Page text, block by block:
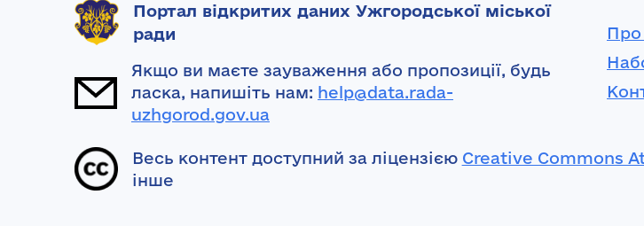
Портал відкритих даних Ужгородської міської
ради
Якщо ви маєте зауваження або пропозиції, будь
ласка, напишіть нам: help@data.rada-
uzhgorod.gov.ua
Про
Весь контент доступний за ліцензією Creative Commons
інше